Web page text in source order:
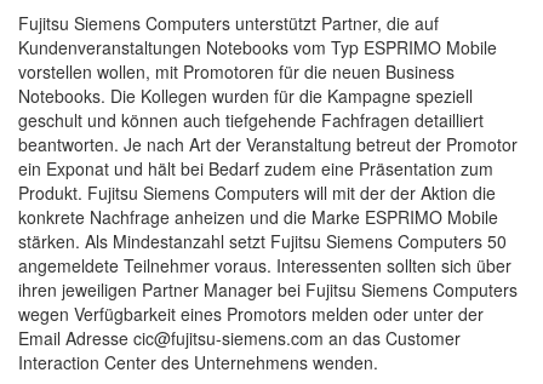
Fujitsu Siemens Computers unterstützt Partner, die auf
Kundenveranstaltungen Notebooks vom Typ ESPRIMO Mobile
vorstellen wollen, mit Promotoren für die neuen Business
Notebooks. Die Kollegen wurden für die Kampagne speziell
geschult und können auch tiefgehende Fachfragen detailliert
beantworten. Je nach Art der Veranstaltung betreut der Promotor
ein Exponat und hält bei Bedarf zudem eine Präsentation zum
Produkt. Fujitsu Siemens Computers will mit der der Aktion die
konkrete Nachfrage anheizen und die Marke ESPRIMO Mobile
stärken. Als Mindestanzahl setzt Fujitsu Siemens Computers 50
angemeldete Teilnehmer voraus. Interessenten sollten sich über
ihren jeweiligen Partner Manager bei Fujitsu Siemens Computers
wegen Verfügbarkeit eines Promotors melden oder unter der
Email Adresse cic@fujitsu-siemens.com an das Customer
Interaction Center des Unternehmens wenden.